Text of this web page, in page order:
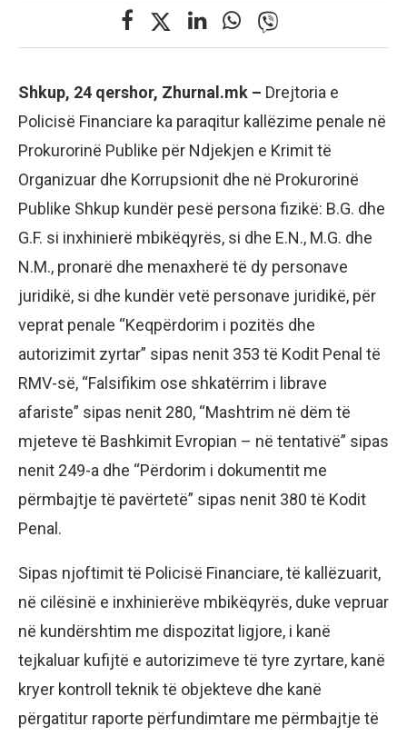
Shkup, 24 qershor, Zhurnal.mk – Drejtoria e
Policisë Financiare ka paraqitur kallëzime penale në
Prokurorinë Publike për Ndjekjen e Krimit të
Organizuar dhe Korrupsionit dhe në Prokurorinë
Publike Shkup kundër pesë persona fizikë: B.G. dhe
G.F. si inxhinierë mbikëqyrës, si dhe E.N., M.G. dhe
N.M., pronarë dhe menaxherë të dy personave
juridikë, si dhe kundër vetë personave juridikë, për
veprat penale “Keqpërdorim i pozitës dhe
autorizimit zyrtar” sipas nenit 353 të Kodit Penal të
RMV-së, “Falsifikim ose shkatërrim i librave
afariste” sipas nenit 280, “Mashtrim në dëm të
mjeteve të Bashkimit Evropian – në tentativë” sipas
nenit 249-a dhe “Përdorim i dokumentit me
përmbajtje të pavërtetë” sipas nenit 380 të Kodit
Penal.
Sipas njoftimit të Policisë Financiare, të kallëzuarit,
në cilësinë e inxhinierëve mbikëqyrës, duke vepruar
në kundërshtim me dispozitat ligjore, i kanë
tejkaluar kufijtë e autorizimeve të tyre zyrtare, kanë
kryer kontroll teknik të objekteve dhe kanë
përgatitur raporte përfundimtare me përmbajtje të